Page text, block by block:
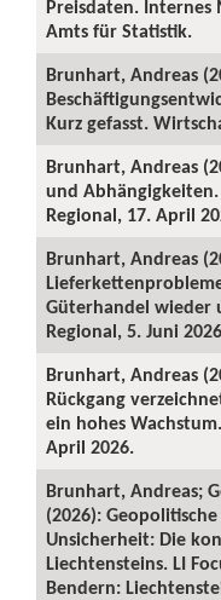
Preisdaten.
Amts für Statistik.
Brunhart, Andreas
Kurz gefasst.
Brunhart, Andreas
und
Regional, 17. April
Brunhart, Andreas
Güterhandel wieder
Regional, 5. Juni
Brunhart, Andreas
Rückgang
ein hohes
April 2026.
Brunhart, Andreas;
(2026):
Unsicherheit: Die
Liechtensteins. LI
Bendern: